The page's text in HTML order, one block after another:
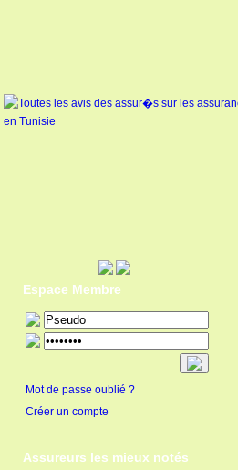
Espace Membre
Mot de passe oublié ?
Créer un compte
Assureurs les mieux notés